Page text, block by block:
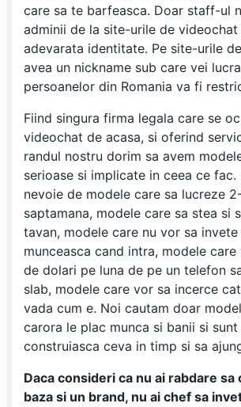
care sa te barfeasca. Doar staff-ul
adminii de la site-urile de
adevarata identitate. Pe site-urile
avea un nickname sub care vei
persoanelor din Romania va fi
Fiind singura firma legala care se
videochat de acasa, si oferind
randul nostru dorim sa avem
serioase si implicate in ceea ce fac.
nevoie de modele care sa lucreze
saptamana, modele care sa stea si
tavan, modele care nu vor sa invete
munceasca cand intra, modele
de dolari pe luna de pe un telefon
slab, modele care vor sa incerce
vada cum e. Noi cautam doar
carora le plac munca si banii si
construiasca ceva in timp si sa
Daca consideri ca nu ai rabdare
baza si un brand, nu ai chef sa